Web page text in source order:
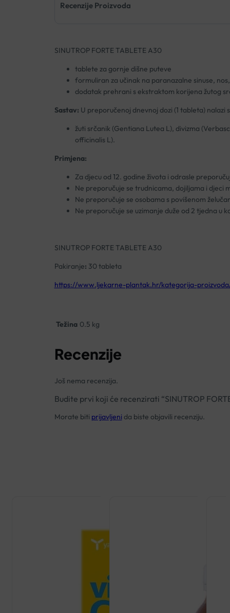
Recenzije Proizvoda
SINUTROP FORTE TABLETE A30
tablete za gornje dišne puteve
formuliran za učinak na paranazalne sinuse,
dodatak prehrani s ekstraktom korijena žutog
Sastav: U preporučenoj dnevnoj dozi (1 tableta) nalazi
žuti srčanik (Gentiana Lutea L), divizma
officinalis L).
Primjena:
Za djecu od 12. godine života i odrasle
Ne preporučuje se trudnicama, dojiljama i djeci
Ne preporučuje se osobama s povišenom
Ne preporučuje se uzimanje duže od 2 tjedna u
SINUTROP FORTE TABLETE A30
Pakiranje: 30 tableta
https://www.ljekarne-plantak.hr/kategorija-
Težina 0.5 kg
Recenzije
Još nema recenzija.
Budite prvi koji će recenzirati “SINUTROP
Morate biti prijavljeni da biste objavili recenziju.